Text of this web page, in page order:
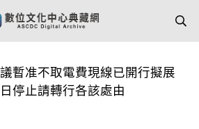
暫准不取電費現線已開行擬展
停止請轉行各該處由